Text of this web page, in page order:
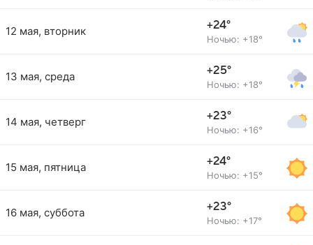
12 мая, вторник +24°
Ночью: +18°
13 мая, среда +25°
Ночью: +18°
14 мая, четверг +23°
Ночью: +16°
15 мая, пятница +24°
Ночью: +15°
16 мая, суббота +23°
Ночью: +17°